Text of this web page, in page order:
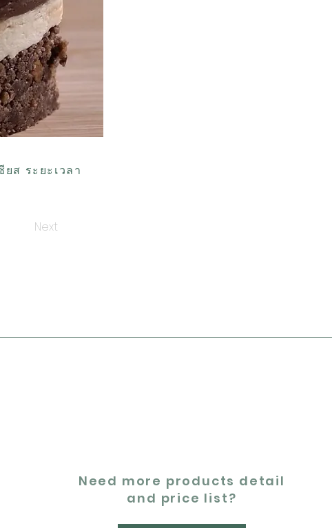
ส ระยะเวลา
Next
Need more products detail
and price list?